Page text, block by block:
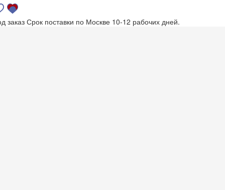
заказ Срок поставки по Москве 10-12 рабочих дней.